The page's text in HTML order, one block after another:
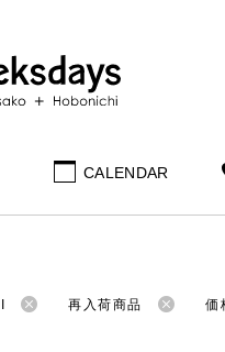
CALENDAR
再入荷商品 価